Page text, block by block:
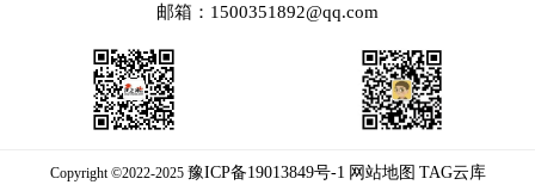
邮箱：1500351892@qq.com
Copyright ©2022-2025 豫ICP备19013849号-1 网站地图 TAG云库